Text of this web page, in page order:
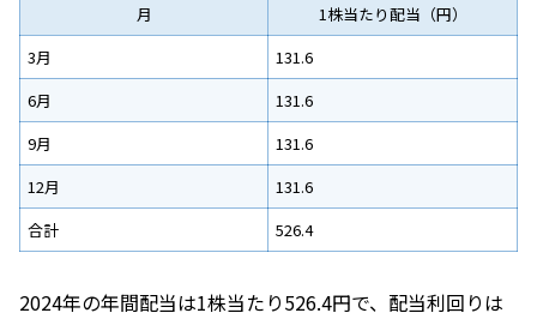
月
1株当たり配当（円）
3月
131.6
6月
131.6
9月
131.6
12月
131.6
合計
526.4
2024年の年間配当は1株当たり526.4円で、配当利回りは